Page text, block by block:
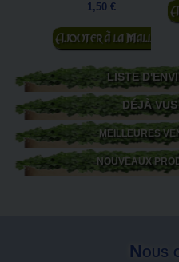
1,50 €
Ajouter au
panier
LISTE
DÉJÀ VUS
MEILLEURES
NOUVEAUX
Nous